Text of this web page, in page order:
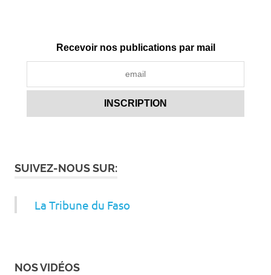
Recevoir nos publications par mail
SUIVEZ-NOUS SUR:
La Tribune du Faso
NOS VIDÉOS